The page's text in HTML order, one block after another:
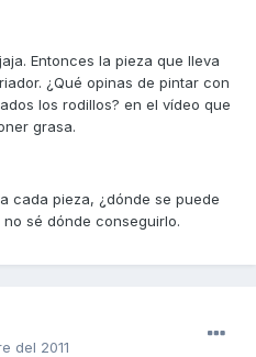
Entonces la pieza que lleva
¿Qué opinas de pintar con
los rodillos? en el vídeo que
grasa.
cada pieza, ¿dónde se puede
sé dónde conseguirlo.
del 2011